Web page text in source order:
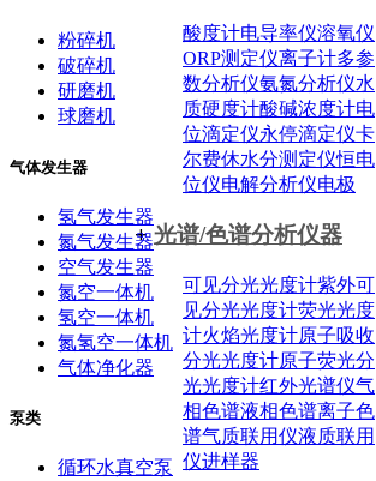
酸度计电导率仪溶氧仪
ORP测定仪离子计多参
数分析仪氨氮分析仪水
质硬度计酸碱浓度计电
位滴定仪永停滴定仪卡
尔费休水分测定仪恒电
位仪电解分析仪电极
+光谱/色谱分析仪器
可见分光光度计紫外可
见分光光度计荧光光度
计火焰光度计原子吸收
分光光度计原子荧光分
光光度计红外光谱仪气
相色谱液相色谱离子色
谱气质联用仪液质联用
仪进样器
粉碎机
破碎机
研磨机
球磨机
气体发生器
氢气发生器
氮气发生器
空气发生器
氮空一体机
氢空一体机
氮氢空一体机
气体净化器
泵类
循环水真空泵